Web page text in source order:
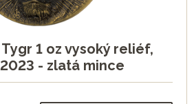
1 oz vysoký reliéf,
- zlatá mince